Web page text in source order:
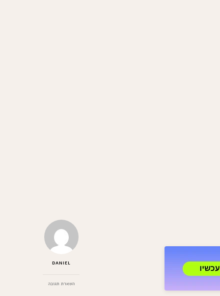
DANIEL
השארת תגובהבנושא